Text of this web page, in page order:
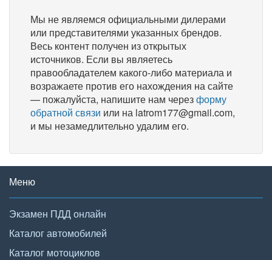
Мы не являемся официальными дилерами
или представителями указанных брендов.
Весь контент получен из открытых
источников. Если вы являетесь
правообладателем какого-либо материала и
возражаете против его нахождения на сайте
— пожалуйста, напишите нам черезформу
обратной связи или на latrom177@gmail.com,
и мы незамедлительно удалим его.
Меню
Экзамен ПДД онлайн
Каталог автомобилей
Каталог мотоциклов